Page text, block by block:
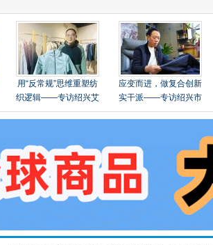
用“反常规”思维重塑纺
织逻辑——专访绍兴艾
法纺织品有限公司总经
应变而进，做复合创新
实干派——专访绍兴市
柯桥区华舍政伟纺织品